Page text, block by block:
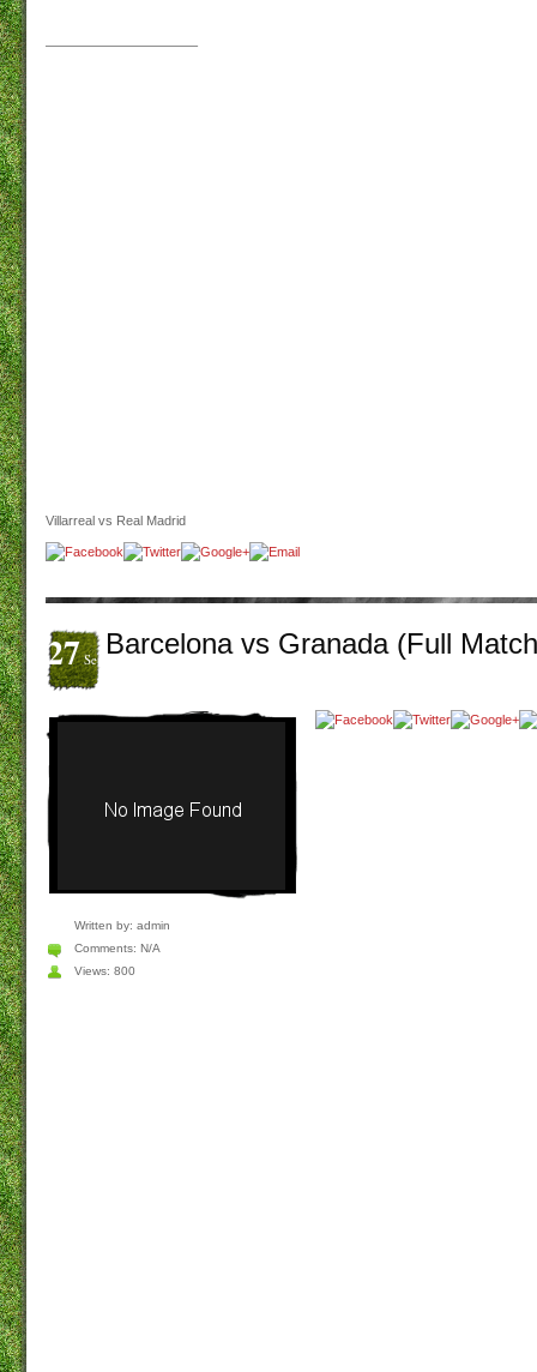
———————————–
Villarreal vs Real Madrid
27Set Barcelona vs Granada (Full
Written by: admin
Comments: N/A
Views: 800